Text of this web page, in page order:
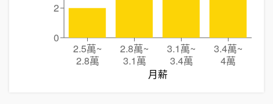
2.5萬~
2.8萬
2.8萬~
3.1萬
3.1萬~
3.4萬
3.4萬~
4萬
月薪
0
2